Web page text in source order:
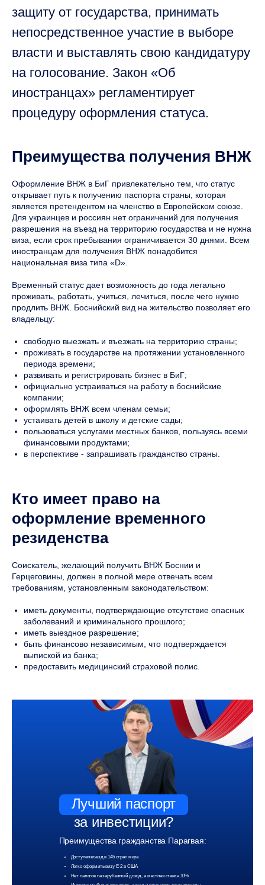
защиту от государства, принимать
непосредственное участие в выборе
власти и выставлять свою кандидатуру
на голосование. Закон «Об
иностранцах» регламентирует
процедуру оформления статуса.
Преимущества получения ВНЖ
Оформление ВНЖ в БиГ привлекательно тем, что статус
открывает путь к получению паспорта страны, которая
является претендентом на членство в Европейском союзе.
Для украинцев и россиян нет ограничений для получения
разрешения на въезд на территорию государства и не нужна
виза, если срок пребывания ограничивается 30 днями. Всем
иностранцам для получения ВНЖ понадобится
национальная виза типа «D».
Временный статус дает возможность до года легально
проживать, работать, учиться, лечиться, после чего нужно
продлить ВНЖ. Боснийский вид на жительство позволяет его
владельцу:
свободно выезжать и въезжать на территорию страны;
проживать в государстве на протяжении установленного
периода времени;
развивать и регистрировать бизнес в БиГ;
официально устраиваться на работу в боснийские
компании;
оформлять ВНЖ всем членам семьи;
устаивать детей в школу и детские сады;
пользоваться услугами местных банков, пользуясь всеми
финансовыми продуктами;
в перспективе - запрашивать гражданство страны.
Кто имеет право на
оформление временного
резиденства
Соискатель, желающий получить ВНЖ Боснии и
Герцеговины, должен в полной мере отвечать всем
требованиям, установленным законодательством:
иметь документы, подтверждающие отсутствие опасных
заболеваний и криминального прошлого;
иметь выездное разрешение;
быть финансово независимым, что подтверждается
выпиской из банка;
предоставить медицинский страховой полис.
Лучший паспорт
за инвестиции?
Преимущества гражданства Парагвая:
Доступен въезд в 145 стран мира
Легко оформить визу Е-2 в США
Нет налогов на зарубежный доход, а местная ставка 10%